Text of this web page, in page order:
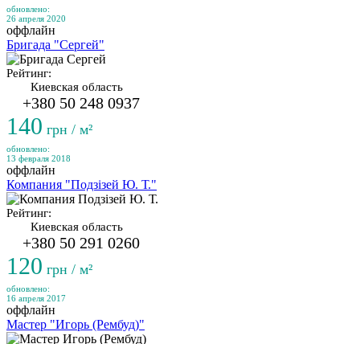
обновлено:
26 апреля 2020
оффлайн
Бригада "Сергей"
Рейтинг:
Киевская область
+380 50 248 0937
140 грн / м²
обновлено:
13 февраля 2018
оффлайн
Компания "Подзізей Ю. Т."
Рейтинг:
Киевская область
+380 50 291 0260
120 грн / м²
обновлено:
16 апреля 2017
оффлайн
Мастер "Игорь (Рембуд)"